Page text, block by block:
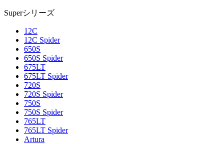
Superシリーズ
12C
12C Spider
650S
650S Spider
675LT
675LT Spider
720S
720S Spider
750S
750S Spider
765LT
765LT Spider
Artura